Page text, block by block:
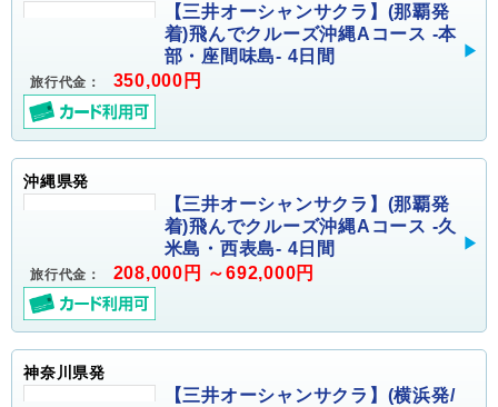
【三井オーシャンサクラ】(那覇発
着)飛んでクルーズ沖縄Aコース -本
部・座間味島- 4日間
旅行代金： 350,000円
沖縄県発
【三井オーシャンサクラ】(那覇発
着)飛んでクルーズ沖縄Aコース -久
米島・西表島- 4日間
旅行代金： 208,000円 ～692,000円
神奈川県発
【三井オーシャンサクラ】(横浜発/